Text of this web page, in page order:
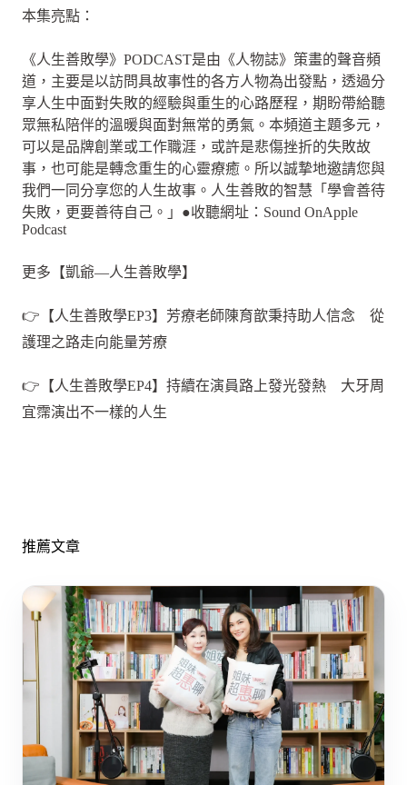
本集亮點：
《人生善敗學》PODCAST是由《人物誌》策畫的聲音頻
道，主要是以訪問具故事性的各方人物為出發點，透過分
享人生中面對失敗的經驗與重生的心路歷程，期盼帶給聽
眾無私陪伴的溫暖與面對無常的勇氣。本頻道主題多元，
可以是品牌創業或工作職涯，或許是悲傷挫折的失敗故
事，也可能是轉念重生的心靈療癒。所以誠摯地邀請您與
我們一同分享您的人生故事。人生善敗的智慧「學會善待
失敗，更要善待自己。」●收聽網址：Sound OnApple
Podcast
更多【凱爺—人生善敗學】
👉【人生善敗學EP3】芳療老師陳育歆秉持助人信念 從
護理之路走向能量芳療
👉【人生善敗學EP4】持續在演員路上發光發熱 大牙周
宜霈演出不一樣的人生
推薦文章